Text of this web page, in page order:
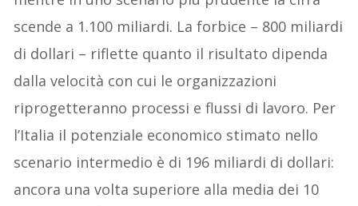
scende a 1.100 miliardi. La forbice – 800 miliardi
di dollari – riflette quanto il risultato dipenda
dalla velocità con cui le organizzazioni
riprogetteranno processi e flussi di lavoro. Per
l’Italia il potenziale economico stimato nello
scenario intermedio è di 196 miliardi di dollari:
ancora una volta superiore alla media dei 10